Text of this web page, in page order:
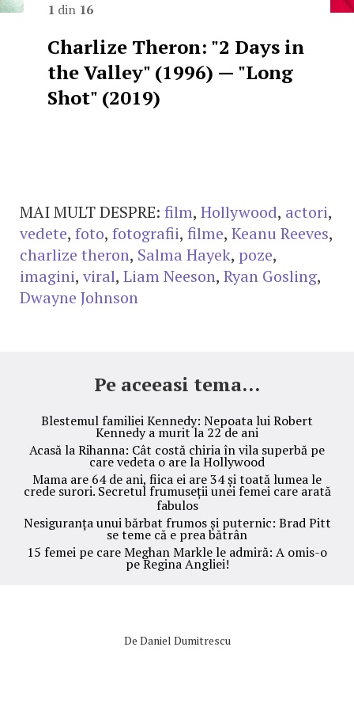
1 din 16
Charlize Theron: "2 Days in
the Valley" (1996) — "Long
Shot" (2019)
MAI MULT DESPRE: film, Hollywood, actori,
vedete, foto, fotografii, filme, Keanu Reeves,
charlize theron, Salma Hayek, poze,
imagini, viral, Liam Neeson, Ryan Gosling,
Dwayne Johnson
Pe aceeasi tema...
Blestemul familiei Kennedy: Nepoata lui Robert
Kennedy a murit la 22 de ani
Acasă la Rihanna: Cât costă chiria în vila superbă pe
care vedeta o are la Hollywood
Mama are 64 de ani, fiica ei are 34 și toată lumea le
crede surori. Secretul frumuseții unei femei care arată
fabulos
Nesiguranța unui bărbat frumos și puternic: Brad Pitt
se teme că e prea bătrân
15 femei pe care Meghan Markle le admiră: A omis-o
pe Regina Angliei!
De Daniel Dumitrescu